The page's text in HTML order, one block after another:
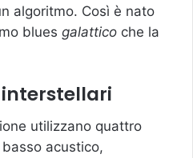
algoritmo. Così è nato
blues galattico che la
interstellari
utilizzano quattro
acustico,